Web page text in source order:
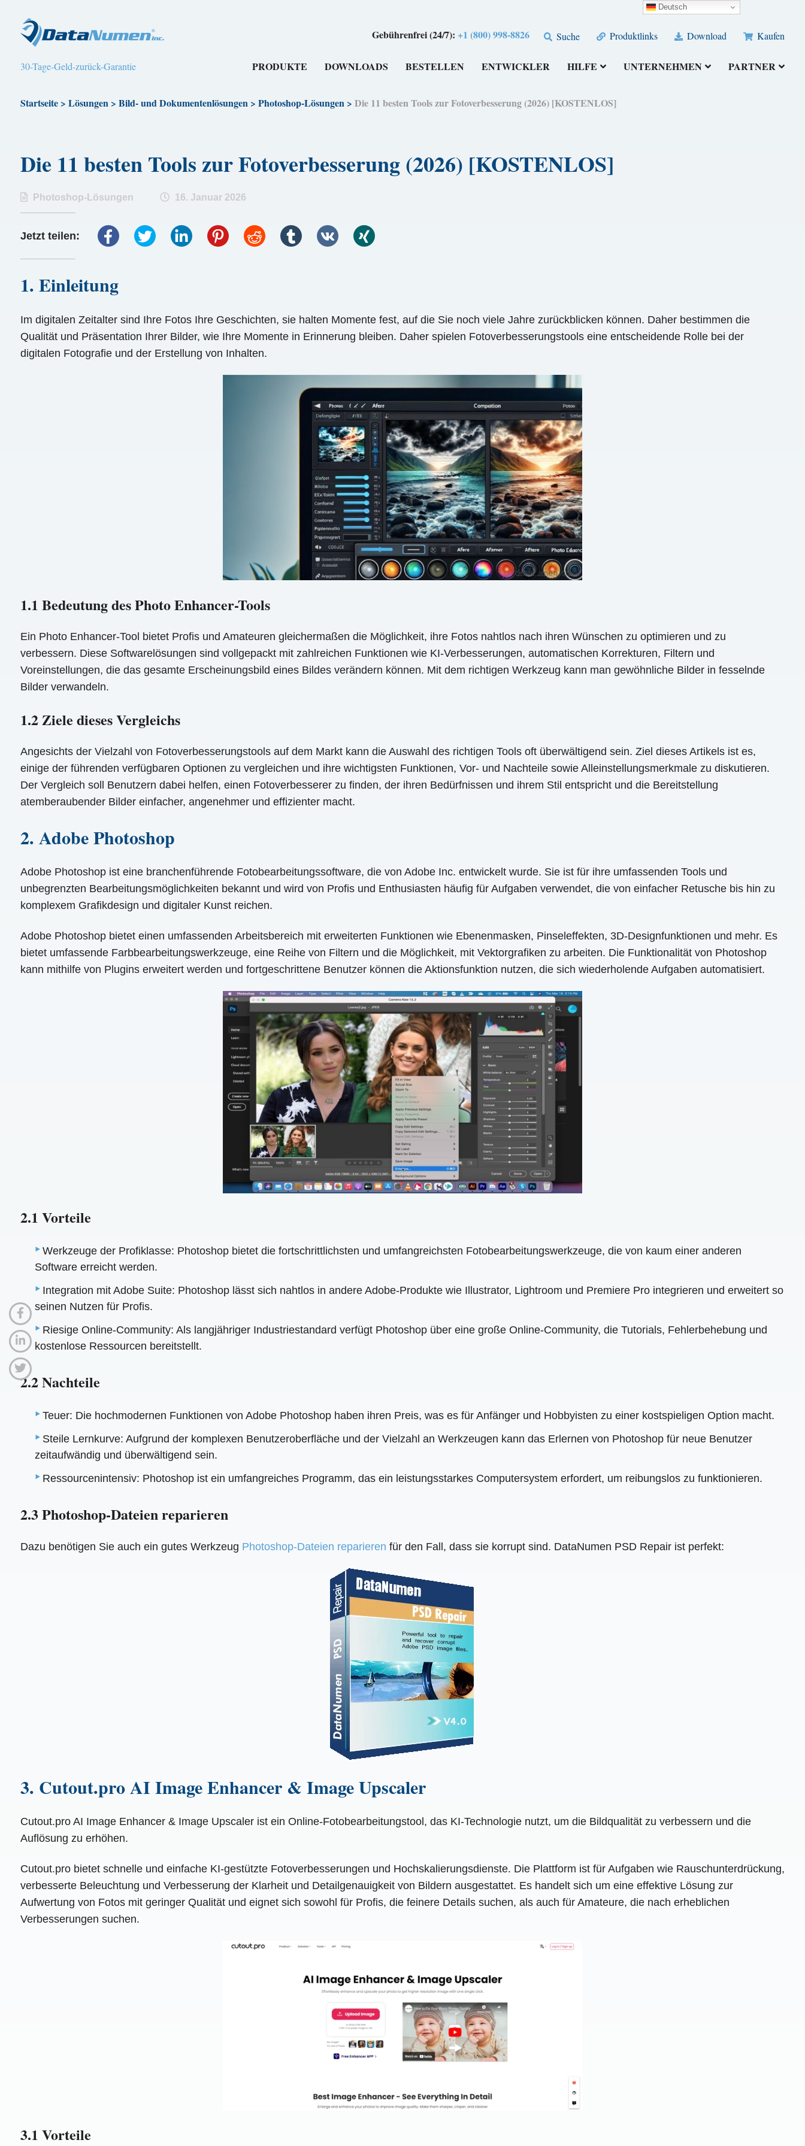
Gebührenfrei (24/7):+1 (800) 998-8826 Suche Produktlinks Download Kaufen
30-Tage-Geld-zurück-Garantie PRODUKTE DOWNLOADS BESTELLEN ENTWICKLER HILFE UNTERNEHMEN PARTNER
Startseite> Lösungen> Bild- und Dokumentenlösungen> Photoshop-Lösungen> Die 11 besten Tools zur Fotoverbesserung (2026) [KOSTENLOS]
Die 11 besten Tools zur Fotoverbesserung (2026) [KOSTENLOS]
Photoshop-Lösungen 16. Januar 2026
Jetzt teilen:
1. Einleitung
Im digitalen Zeitalter sind Ihre Fotos Ihre Geschichten, sie halten Momente fest, auf die Sie noch viele Jahre zurückblicken können. Daher bestimmen die
Qualität und Präsentation Ihrer Bilder, wie Ihre Momente in Erinnerung bleiben. Daher spielen Fotoverbesserungstools eine entscheidende Rolle bei der
digitalen Fotografie und der Erstellung von Inhalten.
1.1 Bedeutung des Photo Enhancer-Tools
Ein Photo Enhancer-Tool bietet Profis und Amateuren gleichermaßen die Möglichkeit, ihre Fotos nahtlos nach ihren Wünschen zu optimieren und zu
verbessern. Diese Softwarelösungen sind vollgepackt mit zahlreichen Funktionen wie KI-Verbesserungen, automatischen Korrekturen, Filtern und
Voreinstellungen, die das gesamte Erscheinungsbild eines Bildes verändern können. Mit dem richtigen Werkzeug kann man gewöhnliche Bilder in fesselnde
Bilder verwandeln.
1.2 Ziele dieses Vergleichs
Angesichts der Vielzahl von Fotoverbesserungstools auf dem Markt kann die Auswahl des richtigen Tools oft überwältigend sein. Ziel dieses Artikels ist es,
einige der führenden verfügbaren Optionen zu vergleichen und ihre wichtigsten Funktionen, Vor- und Nachteile sowie Alleinstellungsmerkmale zu diskutieren.
Der Vergleich soll Benutzern dabei helfen, einen Fotoverbesserer zu finden, der ihren Bedürfnissen und ihrem Stil entspricht und die Bereitstellung
atemberaubender Bilder einfacher, angenehmer und effizienter macht.
2. Adobe Photoshop
Adobe Photoshop ist eine branchenführende Fotobearbeitungssoftware, die von Adobe Inc. entwickelt wurde. Sie ist für ihre umfassenden Tools und
unbegrenzten Bearbeitungsmöglichkeiten bekannt und wird von Profis und Enthusiasten häufig für Aufgaben verwendet, die von einfacher Retusche bis hin zu
komplexem Grafikdesign und digitaler Kunst reichen.
Adobe Photoshop bietet einen umfassenden Arbeitsbereich mit erweiterten Funktionen wie Ebenenmasken, Pinseleffekten, 3D-Designfunktionen und mehr. Es
bietet umfassende Farbbearbeitungswerkzeuge, eine Reihe von Filtern und die Möglichkeit, mit Vektorgrafiken zu arbeiten. Die Funktionalität von Photoshop
kann mithilfe von Plugins erweitert werden und fortgeschrittene Benutzer können die Aktionsfunktion nutzen, die sich wiederholende Aufgaben automatisiert.
2.1 Vorteile
Werkzeuge der Profiklasse: Photoshop bietet die fortschrittlichsten und umfangreichsten Fotobearbeitungswerkzeuge, die von kaum einer anderen
Software erreicht werden.
Integration mit Adobe Suite: Photoshop lässt sich nahtlos in andere Adobe-Produkte wie Illustrator, Lightroom und Premiere Pro integrieren und erweitert so
seinen Nutzen für Profis.
Riesige Online-Community: Als langjähriger Industriestandard verfügt Photoshop über eine große Online-Community, die Tutorials, Fehlerbehebung und
kostenlose Ressourcen bereitstellt.
2.2 Nachteile
Teuer: Die hochmodernen Funktionen von Adobe Photoshop haben ihren Preis, was es für Anfänger und Hobbyisten zu einer kostspieligen Option macht.
Steile Lernkurve: Aufgrund der komplexen Benutzeroberfläche und der Vielzahl an Werkzeugen kann das Erlernen von Photoshop für neue Benutzer
zeitaufwändig und überwältigend sein.
Ressourcenintensiv: Photoshop ist ein umfangreiches Programm, das ein leistungsstarkes Computersystem erfordert, um reibungslos zu funktionieren.
2.3 Photoshop-Dateien reparieren
Dazu benötigen Sie auch ein gutes Werkzeug Photoshop-Dateien reparieren für den Fall, dass sie korrupt sind. DataNumen PSD Repair ist perfekt:
3. Cutout.pro AI Image Enhancer & Image Upscaler
Cutout.pro AI Image Enhancer & Image Upscaler ist ein Online-Fotobearbeitungstool, das KI-Technologie nutzt, um die Bildqualität zu verbessern und die
Auflösung zu erhöhen.
Cutout.pro bietet schnelle und einfache KI-gestützte Fotoverbesserungen und Hochskalierungsdienste. Die Plattform ist für Aufgaben wie Rauschunterdrückung,
verbesserte Beleuchtung und Verbesserung der Klarheit und Detailgenauigkeit von Bildern ausgestattet. Es handelt sich um eine effektive Lösung zur
Aufwertung von Fotos mit geringer Qualität und eignet sich sowohl für Profis, die feinere Details suchen, als auch für Amateure, die nach erheblichen
Verbesserungen suchen.
3.1 Vorteile
Deutsch